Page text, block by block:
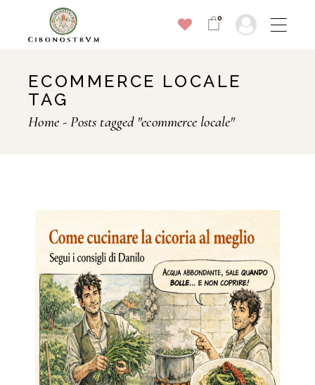
0
ECOMMERCE LOCALE
TAG
Home Posts tagged "ecommerce locale"